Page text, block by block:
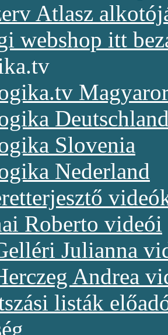
Atlasz
webshop itt
Slovenia
Nederland
Roberto videói
Julianna
Andrea
listák